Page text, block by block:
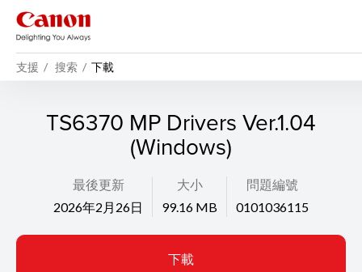
支援 搜索 下載
TS6370 MP Drivers Ver.1.04
(Windows)
最後更新
2026年2月26日
大小
99.16 MB
問題編號
0101036115
下載